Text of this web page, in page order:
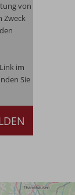
von
Zweck
im
Sie